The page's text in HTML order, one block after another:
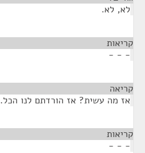
לא, לא.
קריאות
- - -
קריאה
אז מה עשית? אז הורדתם לנו הכל.
קריאות
- - -